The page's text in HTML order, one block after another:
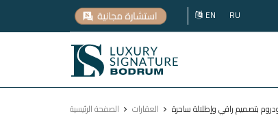
EN RU
Luxury
Signature
الصفحة الرئيسية العقارات